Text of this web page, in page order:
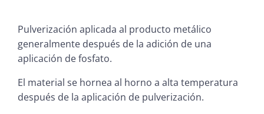
Pulverización aplicada al producto metálico
generalmente después de la adición de una
aplicación de fosfato.
El material se hornea al horno a alta temperatura
después de la aplicación de pulverización.